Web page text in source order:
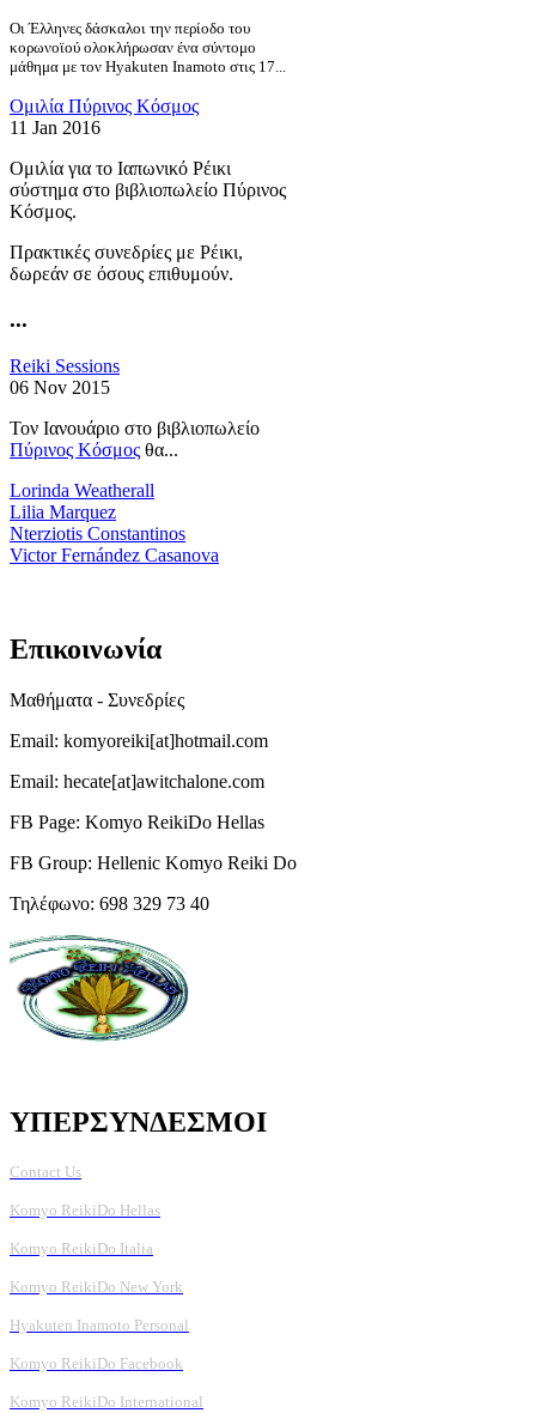
Οι Έλληνες δάσκαλοι την περίοδο του
κορωνοϊού ολοκλήρωσαν ένα σύντομο
μάθημα με τον Hyakuten Inamoto στις 17...
Ομιλία Πύρινος Κόσμος
11 Jan 2016
Ομιλία για το Ιαπωνικό Ρέικι
σύστημα στο βιβλιοπωλείο Πύρινος
Κόσμος.
Πρακτικές συνεδρίες με Ρέικι,
δωρεάν σε όσους επιθυμούν.
...
Reiki Sessions
06 Nov 2015
Τον Ιανουάριο στο βιβλιοπωλείο
Πύρινος Κόσμος θα...
Lorinda Weatherall
Lilia Marquez
Nterziotis Constantinos
Victor Fernández Casanova
Επικοινωνία
Μαθήματα - Συνεδρίες
Email: komyoreiki[at]hotmail.com
Email: hecate[at]awitchalone.com
FB Page: Komyo ReikiDo Hellas
FB Group: Hellenic Komyo Reiki Do
Τηλέφωνο: 698 329 73 40
ΥΠΕΡΣΥΝΔΕΣΜΟΙ
Contact Us
Komyo ReikiDo Hellas
Komyo ReikiDo Italia
Komyo ReikiDo New York
Hyakuten Inamoto Personal
Komyo ReikiDo Facebook
Komyo ReikiDo International